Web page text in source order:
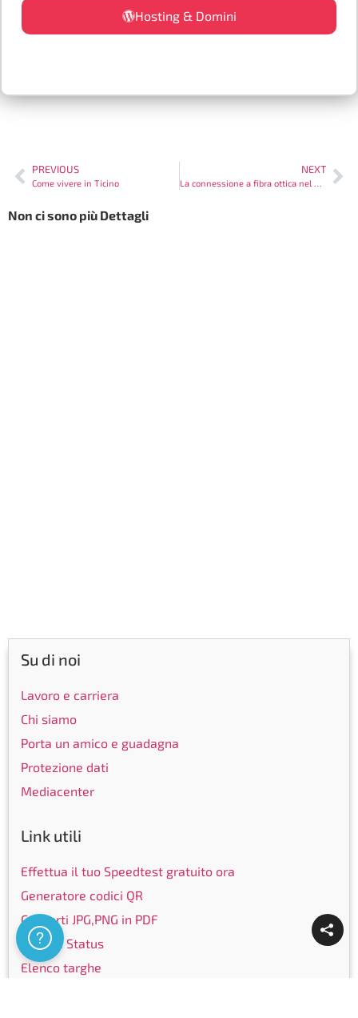
Hosting & Domini
PREVIOUS
Come vivere in Ticino
NEXT
La connessione a fibra ottica nel Ticino
Non ci sono più Dettagli
Su di noi
Lavoro e carriera
Chi siamo
Porta un amico e guadagna
Protezione dati
Mediacenter
Link utili
Effettua il tuo Speedtest gratuito ora
Generatore codici QR
Converti JPG,PNG in PDF
Service Status
Elenco targhe
Assistenza